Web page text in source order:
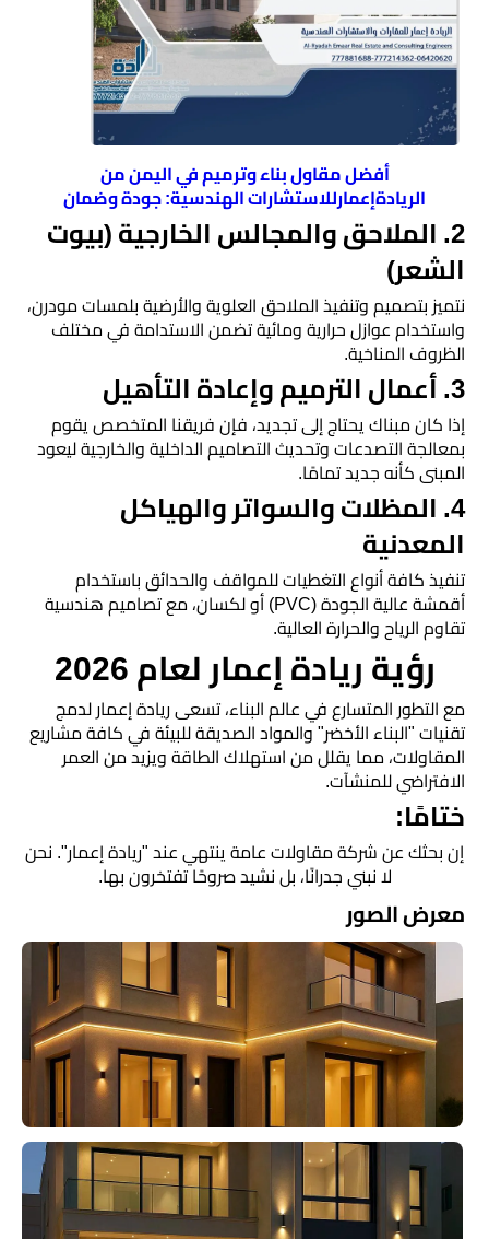
أفضل مقاول بناء وترميم في اليمن من
الريادةإعمارللاستشارات الهندسية: جودة وضمان
​2. الملاحق والمجالس الخارجية (بيوت
الشعر)
​نتميز بتصميم وتنفيذ الملاحق العلوية والأرضية بلمسات مودرن،
واستخدام عوازل حرارية ومائية تضمن الاستدامة في مختلف
الظروف المناخية.
​3. أعمال الترميم وإعادة التأهيل
​إذا كان مبناك يحتاج إلى تجديد، فإن فريقنا المتخصص يقوم
بمعالجة التصدعات وتحديث التصاميم الداخلية والخارجية ليعود
المبنى كأنه جديد تمامًا.
​4. المظلات والسواتر والهياكل
المعدنية
​تنفيذ كافة أنواع التغطيات للمواقف والحدائق باستخدام
أقمشة عالية الجودة (PVC) أو لكسان، مع تصاميم هندسية
تقاوم الرياح والحرارة العالية.
​رؤية ريادة إعمار لعام 2026
​مع التطور المتسارع في عالم البناء، تسعى ريادة إعمار لدمج
تقنيات "البناء الأخضر" والمواد الصديقة للبيئة في كافة مشاريع
المقاولات، مما يقلل من استهلاك الطاقة ويزيد من العمر
الافتراضي للمنشآت.
​ختامًا:
إن بحثك عن شركة مقاولات عامة ينتهي عند "ريادة إعمار". نحن
لا نبني جدرانًا، بل نشيد صروحًا تفتخرون بها.
معرض الصور